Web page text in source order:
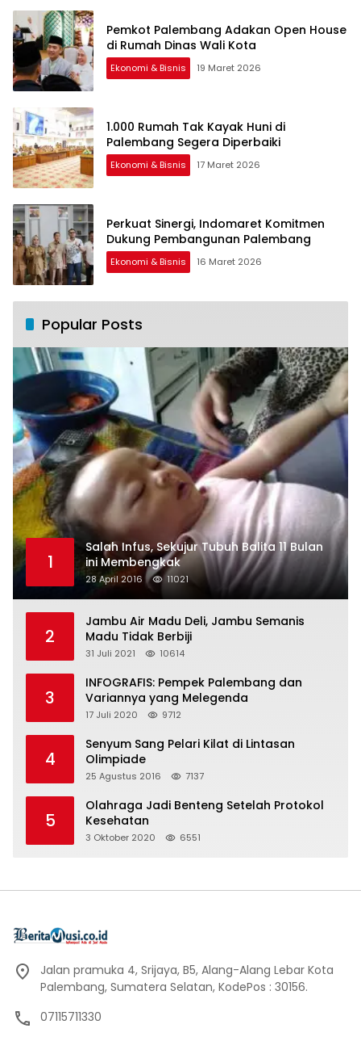
Pemkot Palembang Adakan Open House
di Rumah Dinas Wali Kota
Ekonomi & Bisnis 19 Maret 2026
1.000 Rumah Tak Kayak Huni di
Palembang Segera Diperbaiki
Ekonomi & Bisnis 17 Maret 2026
Perkuat Sinergi, Indomaret Komitmen
Dukung Pembangunan Palembang
Ekonomi & Bisnis 16 Maret 2026
Popular Posts
1
Salah Infus, Sekujur Tubuh Balita 11 Bulan
ini Membengkak
28 April 2016 11021
2
Jambu Air Madu Deli, Jambu Semanis
Madu Tidak Berbiji
31 Juli 2021 10614
3
INFOGRAFIS: Pempek Palembang dan
Variannya yang Melegenda
17 Juli 2020 9712
4
Senyum Sang Pelari Kilat di Lintasan
Olimpiade
25 Agustus 2016 7137
5
Olahraga Jadi Benteng Setelah Protokol
Kesehatan
3 Oktober 2020 6551
Jalan pramuka 4, Srijaya, B5, Alang-Alang Lebar Kota
Palembang, Sumatera Selatan, KodePos : 30156.
07115711330